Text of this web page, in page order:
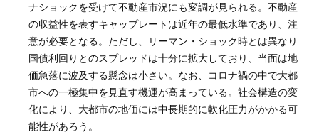
ナショックを受けて不動産市況にも変調が見られる。不動産
の収益性を表すキャップレートは近年の最低水準であり、注
意が必要となる。ただし、リーマン・ショック時とは異なり
国債利回りとのスプレッドは十分に拡大しており、当面は地
価急落に波及する懸念は小さい。なお、コロナ禍の中で大都
市への一極集中を見直す機運が高まっている。社会構造の変
化により、大都市の地価には中長期的に軟化圧力がかかる可
能性があろう。